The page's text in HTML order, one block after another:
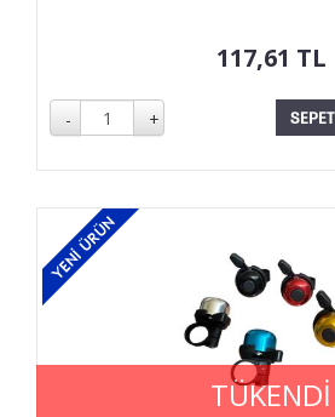
117,61 TL
TÜKENDİ